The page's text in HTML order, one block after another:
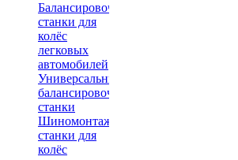
Балансировочные
станки для
колёс
легковых
автомобилей
Универсальные
балансировочные
станки
Шиномонтажные
станки для
колёс